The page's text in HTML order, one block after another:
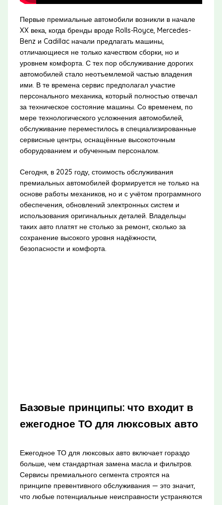
Первые премиальные автомобили возникли в начале
XX века, когда бренды вроде Rolls-Royce, Mercedes-
Benz и Cadillac начали предлагать машины,
отличающиеся не только качеством сборки, но и
уровнем комфорта. С тех пор обслуживание дорогих
автомобилей стало неотъемлемой частью владения
ими. В те времена сервис предполагал участие
персонального механика, который полностью отвечал
за техническое состояние машины. Со временем, по
мере технологического усложнения автомобилей,
обслуживание переместилось в специализированные
сервисные центры, оснащённые высокоточным
оборудованием и обученным персоналом.
Сегодня, в 2025 году, стоимость обслуживания
премиальных автомобилей формируется не только на
основе работы механиков, но и с учётом программного
обеспечения, обновлений электронных систем и
использования оригинальных деталей. Владельцы
таких авто платят не столько за ремонт, сколько за
сохранение высокого уровня надёжности,
безопасности и комфорта.
Базовые принципы: что входит в
ежегодное ТО для люксовых авто
Ежегодное ТО для люксовых авто включает гораздо
больше, чем стандартная замена масла и фильтров.
Сервисы премиального сегмента строятся на
принципе превентивного обслуживания — это значит,
что любые потенциальные неисправности устраняются